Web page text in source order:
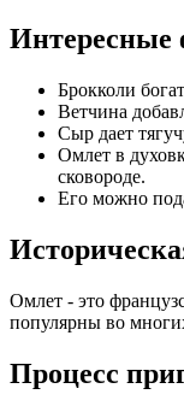
Интересные
Брокколи
Ветчина
Сыр дает
Омлет в
сковороде.
Его можно
Омлет - это
популярны во
Процесс